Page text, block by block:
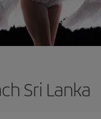
Sri Lanka